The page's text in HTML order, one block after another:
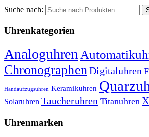
Suche nach:
Uhrenkategorien
Analoguhren
ChronographenDigitaluhren
Handaufzugsuhren Keramikuhren
Solaruhren Taucheruhren Titanuhren
Uhrenmarken